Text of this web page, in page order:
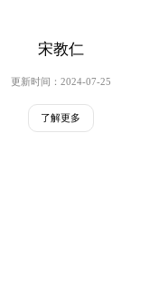
宋教仁
更新时间：2024-07-25
了解更多